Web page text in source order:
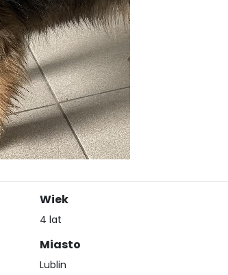
Wiek
4 lat
Miasto
Lublin